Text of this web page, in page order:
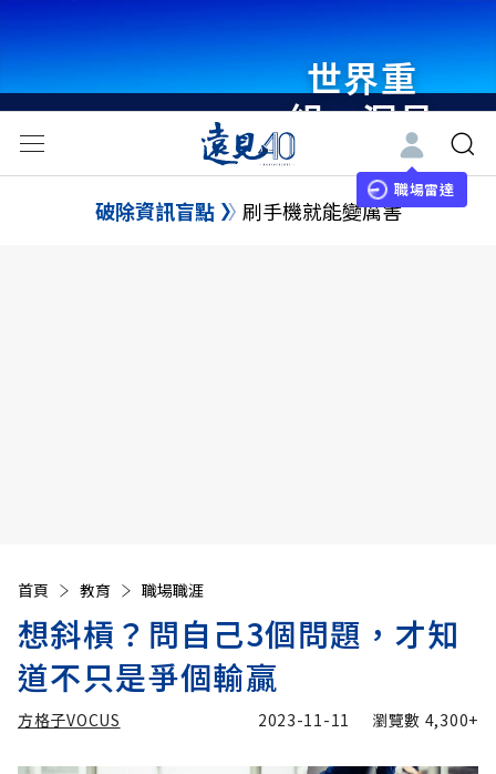
世界重
組・洞見
未來 與
世界領袖
職場雷達
破除資訊盲點 刷手機就能變厲害
首頁 教育 職場職涯
想斜槓？問自己3個問題，才知
道不只是爭個輸贏
方格子VOCUS 2023-11-11 瀏覽數 4,300+